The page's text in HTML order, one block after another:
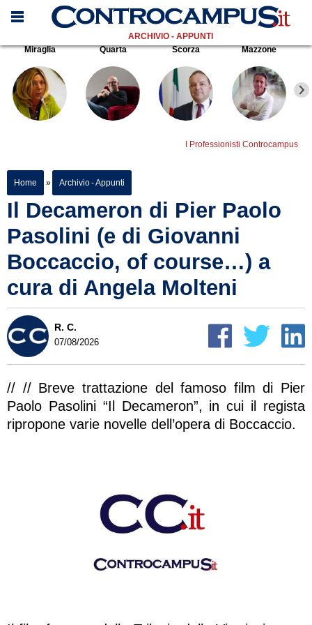
ARCHIVIO - APPUNTI
Miraglia
Quarta Scorza Mazzone
I Professionisti Controcampus
Home » Archivio - Appunti
Il Decameron di Pier Paolo
Pasolini (e di Giovanni
Boccaccio, of course…) a
cura di Angela Molteni
R. C.
07/08/2026
// // Breve trattazione del famoso film di Pier
Paolo Pasolini “Il Decameron”, in cui il regista
ripropone varie novelle dell’opera di Boccaccio.